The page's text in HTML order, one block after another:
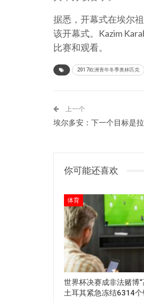
据悉，开幕式在埃尔
该开幕式。Kazim
比赛和观看。
2017欧洲青年冬季奥林匹克
上一个
埃尔多安：下一个目标是
你可能还喜欢
体育
世界杯决赛成非法赌博“
土耳其紧急冻结6314个